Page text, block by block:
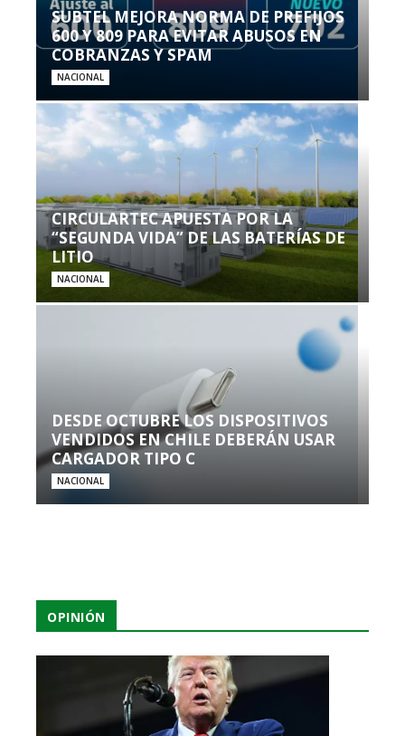
SUBTEL MEJORA NORMA DE PREFIJOS
600 Y 809 PARA EVITAR ABUSOS EN
COBRANZAS Y SPAM
NACIONAL
CIRCULARTEC APUESTA POR LA
“SEGUNDA VIDA” DE LAS BATERÍAS DE
LITIO
NACIONAL
DESDE OCTUBRE LOS DISPOSITIVOS
VENDIDOS EN CHILE DEBERÁN USAR
CARGADOR TIPO C
NACIONAL
OPINIÓN